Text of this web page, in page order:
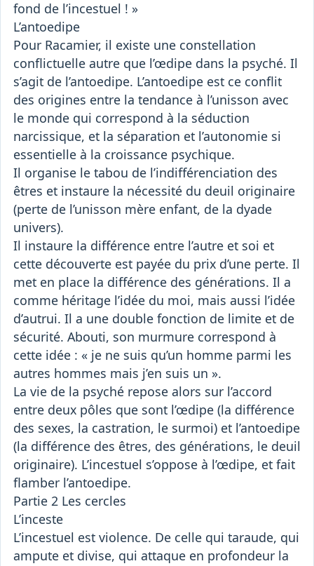
fond de l’incestuel ! »
L’antoedipe
Pour Racamier, il existe une constellation
conflictuelle autre que l’œdipe dans la psyché. Il
s’agit de l’antoedipe. L’antoedipe est ce conflit
des origines entre la tendance à l’unisson avec
le monde qui correspond à la séduction
narcissique, et la séparation et l’autonomie si
essentielle à la croissance psychique.
Il organise le tabou de l’indifférenciation des
êtres et instaure la nécessité du deuil originaire
(perte de l’unisson mère enfant, de la dyade
univers).
Il instaure la différence entre l’autre et soi et
cette découverte est payée du prix d’une perte. Il
met en place la différence des générations. Il a
comme héritage l’idée du moi, mais aussi l’idée
d’autrui. Il a une double fonction de limite et de
sécurité. Abouti, son murmure correspond à
cette idée : « je ne suis qu’un homme parmi les
autres hommes mais j’en suis un ».
La vie de la psyché repose alors sur l’accord
entre deux pôles que sont l’œdipe (la différence
des sexes, la castration, le surmoi) et l’antoedipe
(la différence des êtres, des générations, le deuil
originaire). L’incestuel s’oppose à l’œdipe, et fait
flamber l’antoedipe.
Partie 2 Les cercles
L’inceste
L’incestuel est violence. De celle qui taraude, qui
ampute et divise, qui attaque en profondeur la